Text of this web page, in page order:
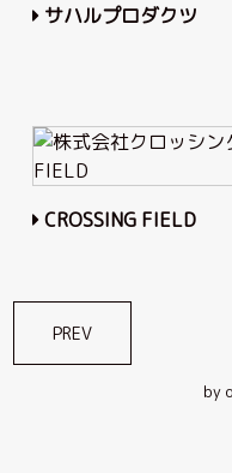
サハルプロダクツ
CROSSING FIELD
稿
PREV
by